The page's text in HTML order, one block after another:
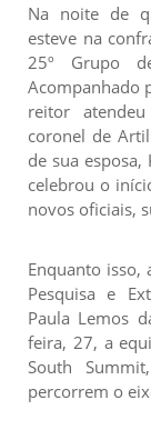
Na noite de
esteve na
25º Grupo
Acompanhado
reitor
coronel de
de sua esposa,
celebrou o
novos oficiais,
Enquanto isso,
Pesquisa e
Paula Lemos
feira, 27, a
South
percorrem o